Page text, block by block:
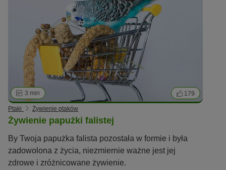
3 min 179
Ptaki Żywienie ptaków
Żywienie papużki falistej
By Twoja papużka falista pozostała w formie i była
zadowolona z życia, niezmiernie ważne jest jej
zdrowe i zróżnicowane żywienie.